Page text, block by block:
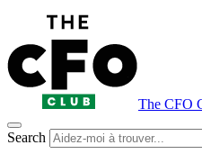
The CFO
Search